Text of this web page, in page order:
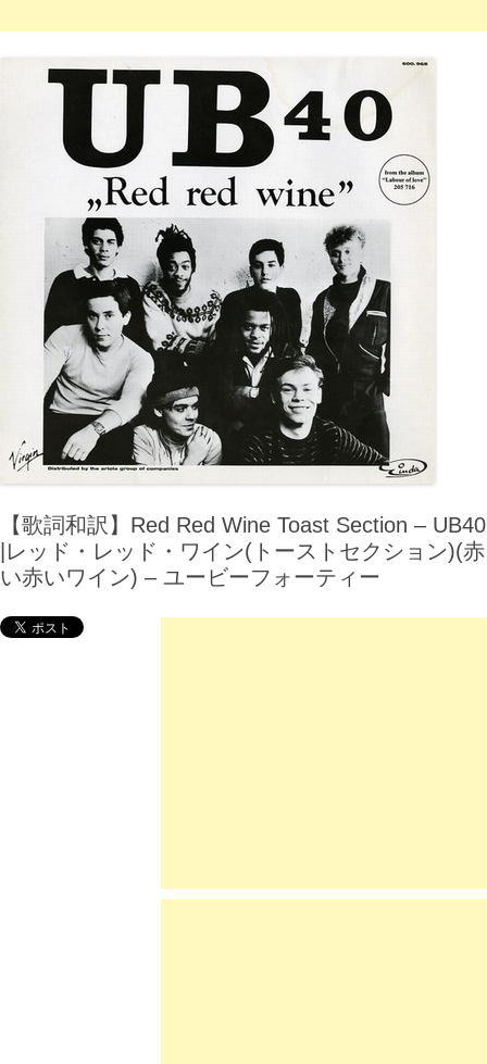
【歌詞和訳】Red Red Wine Toast Section – UB40
|レッド・レッド・ワイン(トーストセクション)(赤
い赤いワイン) – ユービーフォーティー